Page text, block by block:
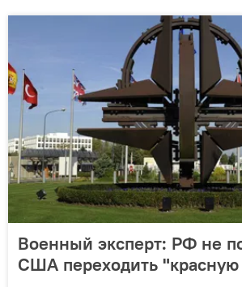
Военный эксперт: РФ не
США переходить